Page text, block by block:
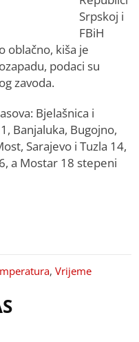
Srpskoj i
FBiH
oblačno, kiša je
podaci su
zavoda.
Bjelašnica i
Banjaluka, Bugojno,
Sarajevo i Tuzla 14,
a Mostar 18 stepeni
,Vrijeme